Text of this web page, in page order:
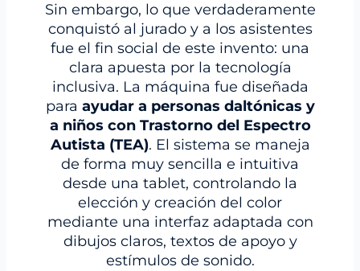
Sin embargo, lo que verdaderamente
conquistó al jurado y a los asistentes
fue el fin social de este invento: una
clara apuesta por la tecnología
inclusiva. La máquina fue diseñada
para ayudar a personas daltónicas y
a niños con Trastorno del Espectro
Autista (TEA). El sistema se maneja
de forma muy sencilla e intuitiva
desde una tablet, controlando la
elección y creación del color
mediante una interfaz adaptada con
dibujos claros, textos de apoyo y
estímulos de sonido.